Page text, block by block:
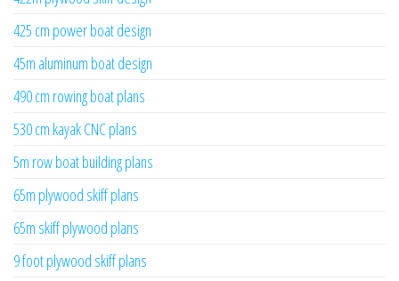
425 cm power boat design
45m aluminum boat design
490 cm rowing boat plans
530 cm kayak CNC plans
5m row boat building plans
65m plywood skiff plans
65m skiff plywood plans
9 foot plywood skiff plans